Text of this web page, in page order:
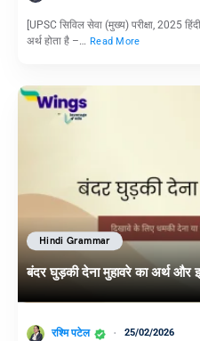
[UPSC सिविल सेवा (मुख्य) परीक्षा, 2025
अर्थ होता है –… Read More
Hindi Grammar
बंदर घुड़की देना मुहावरे का अर्थ और
रश्मि पटेल 25/02/2026